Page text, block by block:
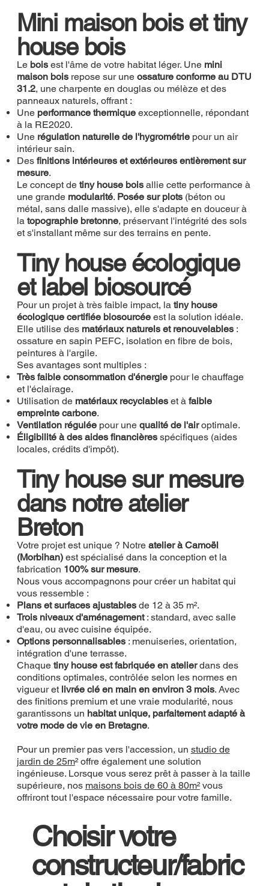
Mini maison bois et tiny
house bois
Le boisest l'âme de votre habitat léger. Une mini
maison boisrepose sur une ossature conforme au DTU
31.2, une charpente en douglas ou mélèze et des
panneaux naturels, offrant :
Une performance thermiqueexceptionnelle, répondant
à la RE2020.
Une régulation naturelle de l'hygrométriepour un air
intérieur sain.
Des finitions intérieures et extérieures entièrement sur
mesure.
Le concept de tiny house boisallie cette performance à
une grande modularité. Posée sur plots(béton ou
métal, sans dalle massive), elle s'adapte en douceur à
la topographie bretonne, préservant l'intégrité des sols
et s'installant même sur des terrains en pente.
Tiny house écologique
et label biosourcé
Pour un projet à très faible impact, la tiny house
écologique certifiée biosourcéeest la solution idéale.
Elle utilise des matériaux naturels et renouvelables:
ossature en sapin PEFC, isolation en fibre de bois,
peintures à l'argile.
Ses avantages sont multiples :
Très faible consommation d'énergiepour le chauffage
et l'éclairage.
Utilisation de matériaux recyclableset à faible
empreinte carbone.
Ventilation réguléepour une qualité de l'airoptimale.
Éligibilité à des aides financièresspécifiques (aides
locales, crédits d'impôt).
Tiny house sur mesure
dans notre atelier
Breton
Votre projet est unique ? Notre atelier à Camoël
(Morbihan)est spécialisé dans la conception et la
fabrication 100% sur mesure.
Nous vous accompagnons pour créer un habitat qui
vous ressemble :
Plans et surfaces ajustablesde 12 à 35 m².
Trois niveaux d'aménagement: standard, avec salle
d'eau, ou avec cuisine équipée.
Options personnalisables: menuiseries, orientation,
intégration d'une terrasse.
Chaque tiny house est fabriquée en atelierdans des
conditions optimales, contrôlée selon les normes en
vigueur et livrée clé en main en environ 3 mois. Avec
des finitions premium et une vraie modularité, nous
garantissons un habitat unique, parfaitement adapté à
votre mode de vie en Bretagne.
Pour un premier pas vers l'accession, un studio de
jardin de 25m²offre également une solution
ingénieuse. Lorsque vous serez prêt à passer à la taille
supérieure, nos maisons bois de 60 à 80m²vous
offriront tout l'espace nécessaire pour votre famille.
Choisir votre
constructeur/fabric